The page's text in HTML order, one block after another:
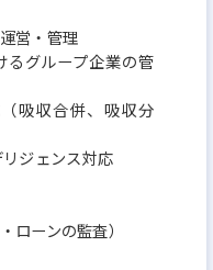
営・管理
るグループ企業の管
吸収合併、吸収分
ジェンス対応
ローンの監査）